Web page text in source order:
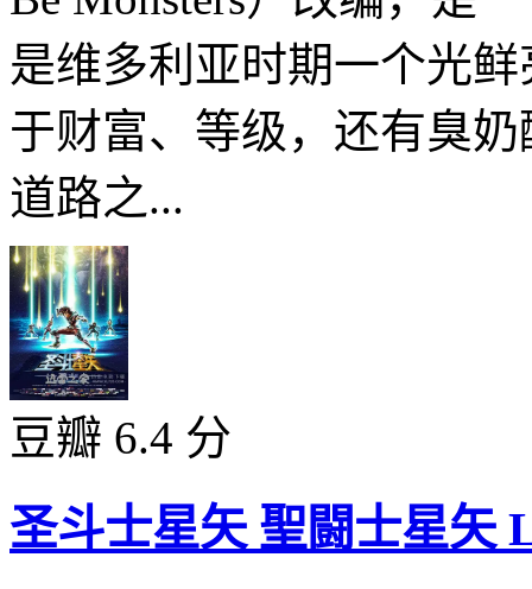
是维多利亚时期一个光
于财富、等级，还有臭
道路之...
豆瓣 6.4 分
圣斗士星矢 聖闘士星矢